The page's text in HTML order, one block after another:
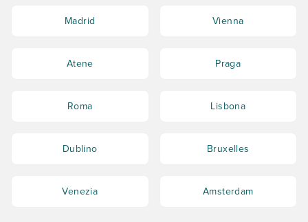
Madrid Vienna
Atene Praga
Roma Lisbona
Dublino Bruxelles
Venezia Amsterdam